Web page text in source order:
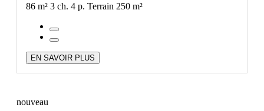
86 m² 3 ch. 4 p. Terrain 250 m²
EN SAVOIR PLUS
nouveau